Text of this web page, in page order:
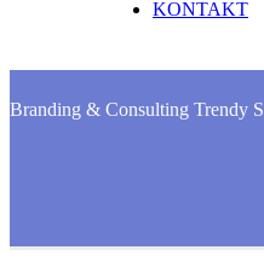
KONTAKT
Branding & Consulting Trendy